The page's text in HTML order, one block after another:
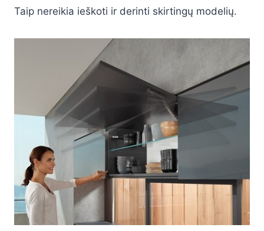
Taip nereikia ieškoti ir derinti skirtingų modelių.